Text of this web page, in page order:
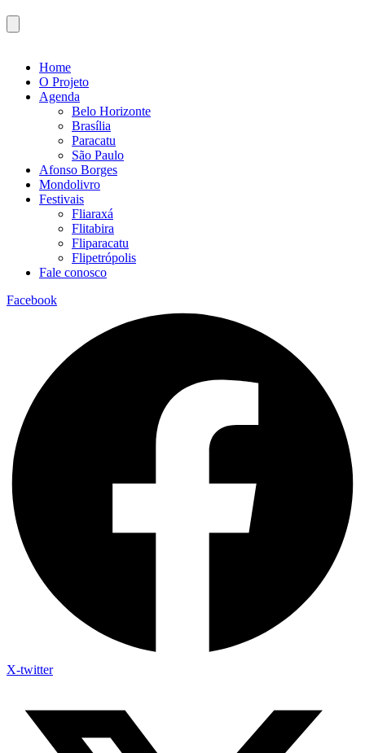
Home
O Projeto
Agenda
Belo Horizonte
Brasília
Paracatu
São Paulo
Afonso Borges
Mondolivro
Festivais
Fliaraxá
Flitabira
Fliparacatu
Flipetrópolis
Fale conosco
Facebook
X-twitter